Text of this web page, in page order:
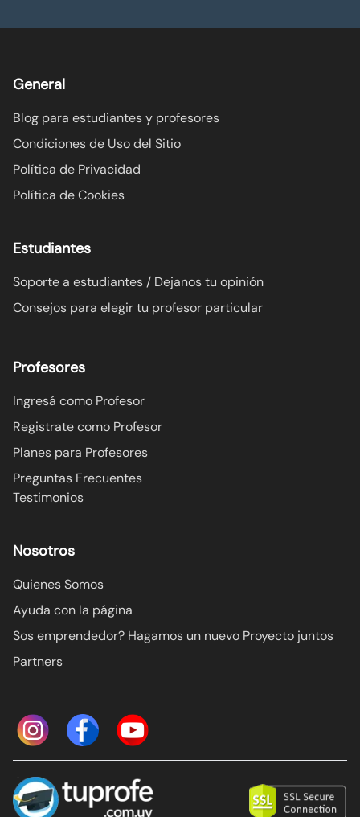
General
Blog para estudiantes y profesores
Condiciones de Uso del Sitio
Política de Privacidad
Política de Cookies
Estudiantes
Soporte a estudiantes / Dejanos tu opinión
Consejos para elegir tu profesor particular
Profesores
Ingresá como Profesor
Registrate como Profesor
Planes para Profesores
Preguntas Frecuentes
Testimonios
Nosotros
Quienes Somos
Ayuda con la página
Sos emprendedor? Hagamos un nuevo Proyecto juntos
Partners